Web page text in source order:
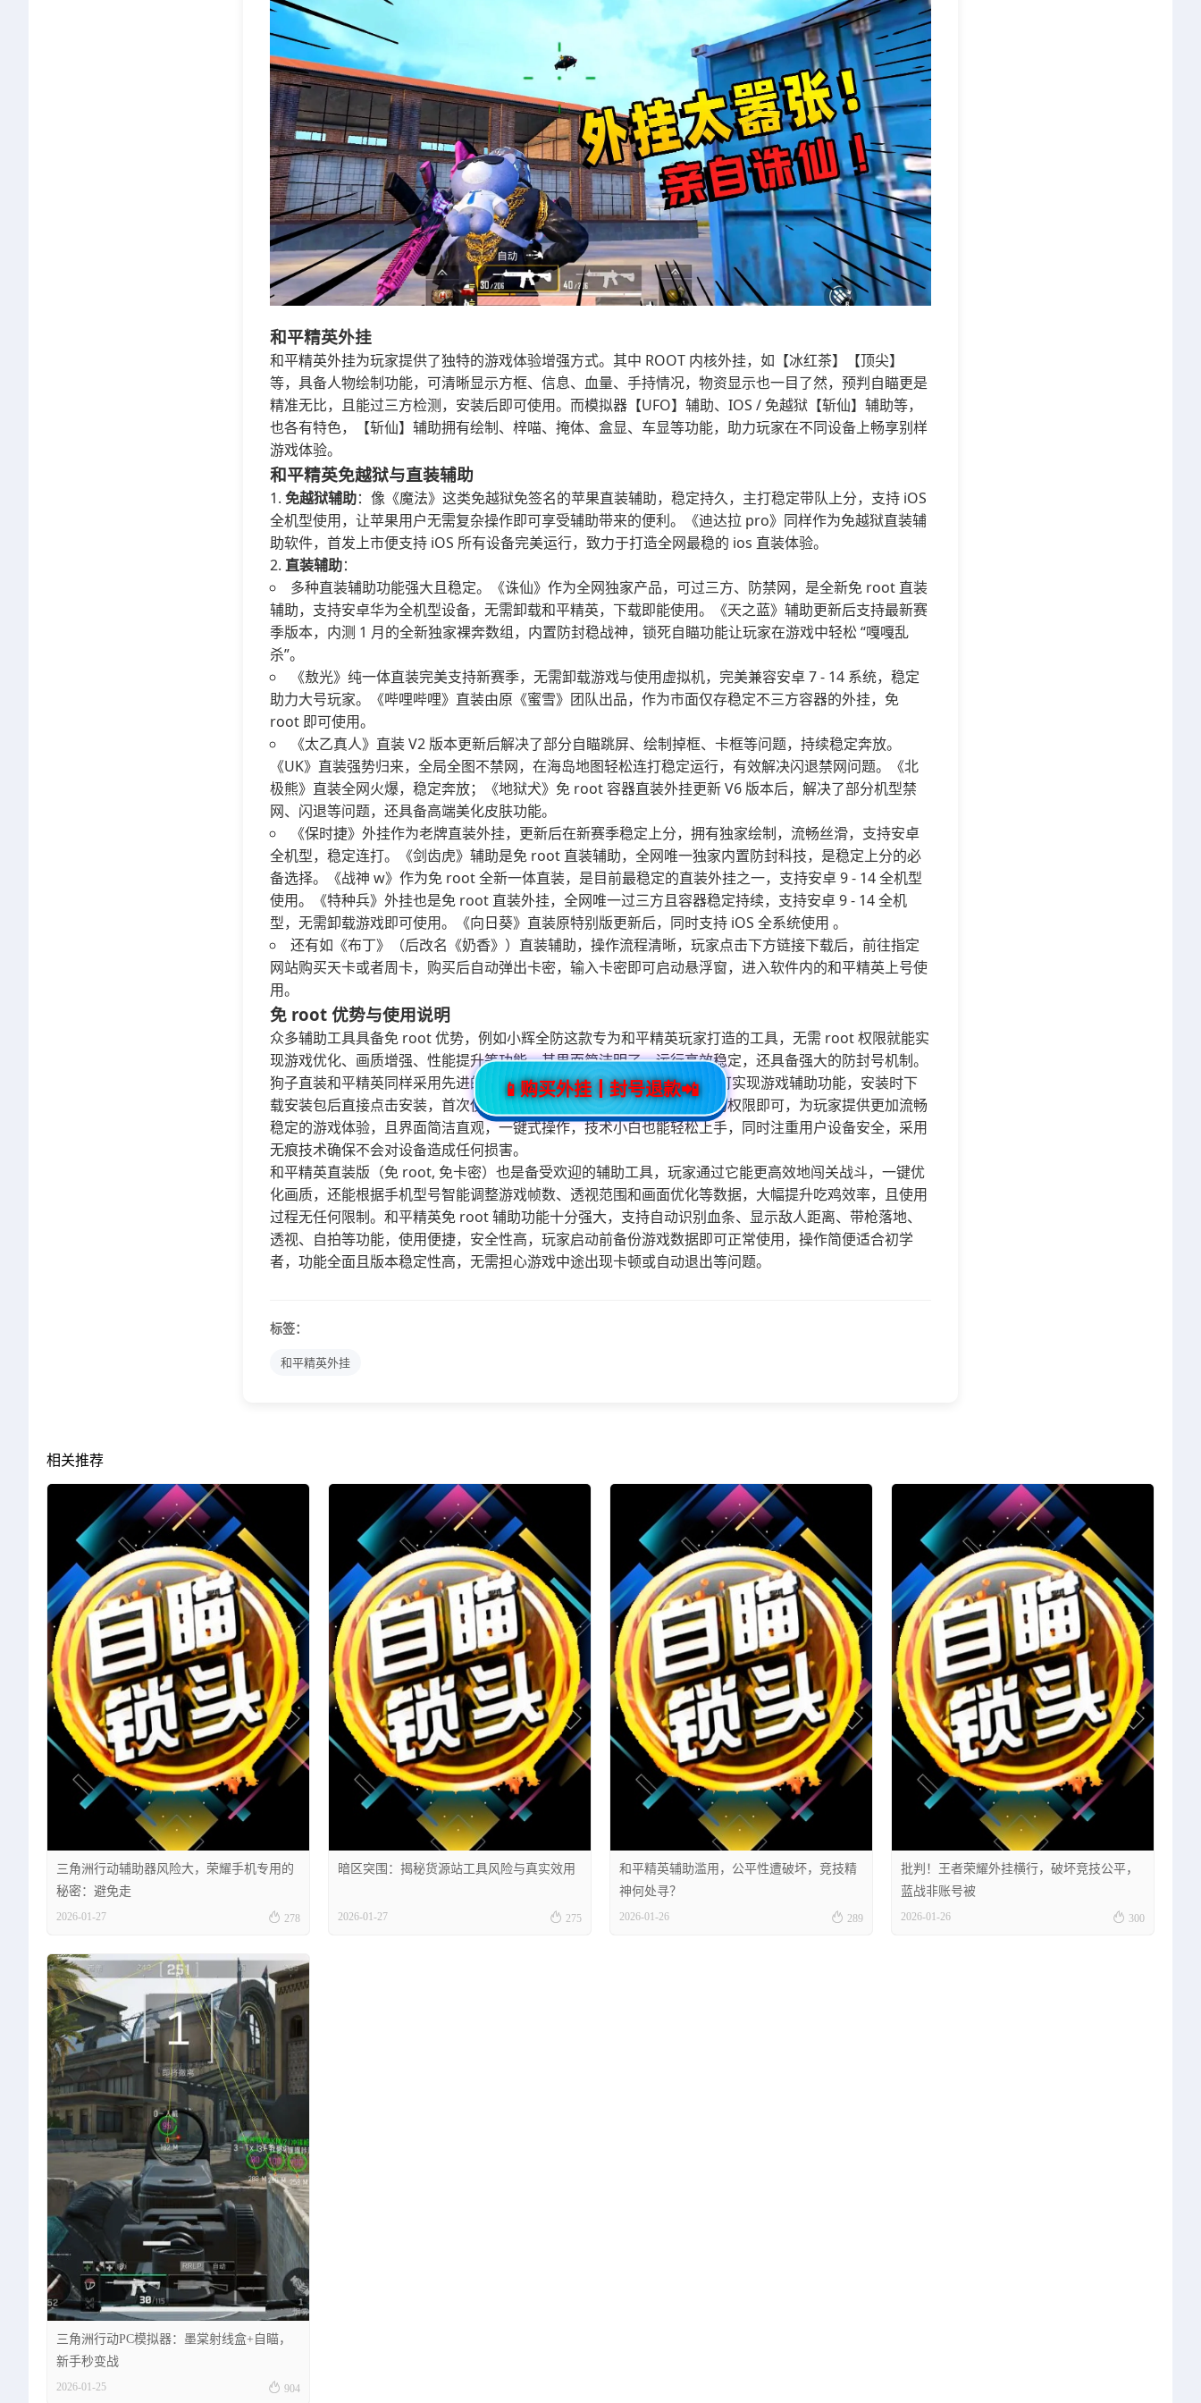
和平精英外挂
和平精英外挂为玩家提供了独特的游戏体验增强方式。其中 ROOT 内核外挂，如【冰红茶】【顶尖】
等，具备人物绘制功能，可清晰显示方框、信息、血量、手持情况，物资显示也一目了然，预判自瞄更是
精准无比，且能过三方检测，安装后即可使用。而模拟器【UFO】辅助、IOS / 免越狱【斩仙】辅助等，
也各有特色，【斩仙】辅助拥有绘制、梓喵、掩体、盒显、车显等功能，助力玩家在不同设备上畅享别样
游戏体验。
和平精英免越狱与直装辅助
免越狱辅助：像《魔法》这类免越狱免签名的苹果直装辅助，稳定持久，主打稳定带队上分，支持 iOS
全机型使用，让苹果用户无需复杂操作即可享受辅助带来的便利。《迪达拉 pro》同样作为免越狱直装辅
助软件，首发上市便支持 iOS 所有设备完美运行，致力于打造全网最稳的 ios 直装体验。
直装辅助：
多种直装辅助功能强大且稳定。《诛仙》作为全网独家产品，可过三方、防禁网，是全新免 root 直装
辅助，支持安卓华为全机型设备，无需卸载和平精英，下载即能使用。《天之蓝》辅助更新后支持最新赛
季版本，内测 1 月的全新独家裸奔数组，内置防封稳战神，锁死自瞄功能让玩家在游戏中轻松 “嘎嘎乱
杀”。
《敖光》纯一体直装完美支持新赛季，无需卸载游戏与使用虚拟机，完美兼容安卓 7 - 14 系统，稳定
助力大号玩家。《哔哩哔哩》直装由原《蜜雪》团队出品，作为市面仅存稳定不三方容器的外挂，免
root 即可使用。
《太乙真人》直装 V2 版本更新后解决了部分自瞄跳屏、绘制掉框、卡框等问题，持续稳定奔放。
《UK》直装强势归来，全局全图不禁网，在海岛地图轻松连打稳定运行，有效解决闪退禁网问题。《北
极熊》直装全网火爆，稳定奔放；《地狱犬》免 root 容器直装外挂更新 V6 版本后，解决了部分机型禁
网、闪退等问题，还具备高端美化皮肤功能。
《保时捷》外挂作为老牌直装外挂，更新后在新赛季稳定上分，拥有独家绘制，流畅丝滑，支持安卓
全机型，稳定连打。《剑齿虎》辅助是免 root 直装辅助，全网唯一独家内置防封科技，是稳定上分的必
备选择。《战神 w》作为免 root 全新一体直装，是目前最稳定的直装外挂之一，支持安卓 9 - 14 全机型
使用。《特种兵》外挂也是免 root 直装外挂，全网唯一过三方且容器稳定持续，支持安卓 9 - 14 全机
型，无需卸载游戏即可使用。《向日葵》直装原特别版更新后，同时支持 iOS 全系统使用 。
还有如《布丁》（后改名《奶香》）直装辅助，操作流程清晰，玩家点击下方链接下载后，前往指定
网站购买天卡或者周卡，购买后自动弹出卡密，输入卡密即可启动悬浮窗，进入软件内的和平精英上号使
用。
免 root 优势与使用说明
众多辅助工具具备免 root 优势，例如小辉全防这款专为和平精英玩家打造的工具，无需 root 权限就能实
现游戏优化、画质增强、性能提升等功能。其界面简洁明了，运行高效稳定，还具备强大的防封号机制。
狗子直装和平精英同样采用先进的直装技术，无需复杂的 ROOT 权限即可实现游戏辅助功能，安装时下
载安装包后直接点击安装，首次使用授予存储权限和安装未知来源应用的权限即可，为玩家提供更加流畅
稳定的游戏体验，且界面简洁直观，一键式操作，技术小白也能轻松上手，同时注重用户设备安全，采用
无痕技术确保不会对设备造成任何损害。
和平精英直装版（免 root, 免卡密）也是备受欢迎的辅助工具，玩家通过它能更高效地闯关战斗，一键优
化画质，还能根据手机型号智能调整游戏帧数、透视范围和画面优化等数据，大幅提升吃鸡效率，且使用
过程无任何限制。和平精英免 root 辅助功能十分强大，支持自动识别血条、显示敌人距离、带枪落地、
透视、自拍等功能，使用便捷，安全性高，玩家启动前备份游戏数据即可正常使用，操作简便适合初学
者，功能全面且版本稳定性高，无需担心游戏中途出现卡顿或自动退出等问题。
标签：
和平精英外挂
相关推荐
三角洲行动辅助器风险大，荣耀手机专用的
秘密：避免走
2026-01-27  278
暗区突围：揭秘货源站工具风险与真实效用
2026-01-27  275
和平精英辅助滥用，公平性遭破坏，竞技精
神何处寻？
2026-01-26  289
批判！王者荣耀外挂横行，破坏竞技公平，
蓝战非账号被
2026-01-26  300
三角洲行动PC模拟器：墨棠射线盒+自瞄，
新手秒变战
2026-01-25  904
📱购买外挂┃封号退款📲